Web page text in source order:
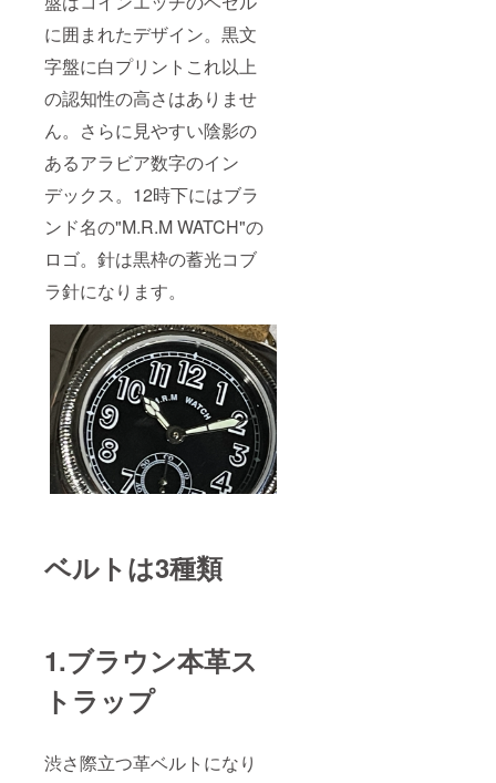
に囲まれたデザイン。黒文
字盤に白プリントこれ以上
の認知性の高さはありませ
ん。さらに見やすい陰影の
あるアラビア数字のイン
デックス。12時下にはブラ
ンド名の"M.R.M WATCH"の
ロゴ。針は黒枠の蓄光コブ
ラ針になります。
ベルトは3種類
1.ブラウン本革ス
トラップ
渋さ際立つ革ベルトになり